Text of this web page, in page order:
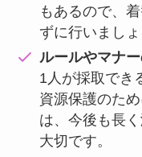
もあるので、
ずに行いましょ
ルールやマナ
1人が採取でき
資源保護のた
は、今後も長
大切です。